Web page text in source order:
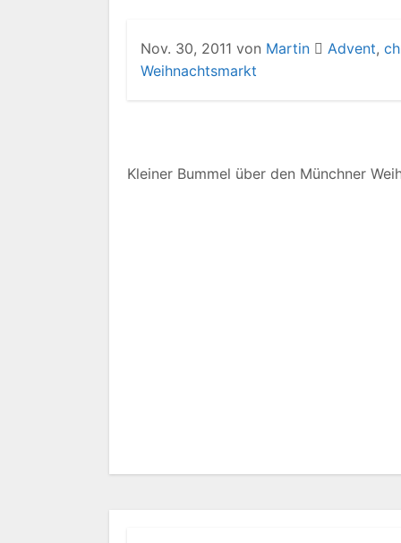
Nov. 30, 2011 von Martin Advent,
Weihnachtsmarkt
Kleiner Bummel über den Münchner